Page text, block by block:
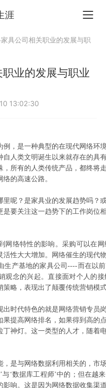
涯
具公司相关职业的发展与职
业的发展与职业
13:02:30
是一种典型的在现代网络环
自人类文明诞生以来就存在的具
，所有的人类传统产品，都终将
的高速公路。
？是家具业的发展趋势吗？
是要关注这一趋势下的工作岗位
络特性的影响。采购可以在网
活性大大增加。网络催生的现代
生产基地的家具公司----而在以
观念的兴起。直接面对个人的
略，表现出了颠覆传统营销模
代特色的就是网络营销专员
果提高网络排名，如果得到高的
丁神灯。这一类型的人才，随着
与网络数据利用相关的，市
与‘数据库工程师’中的；但在越
影响。这是因为网络数据收集渠